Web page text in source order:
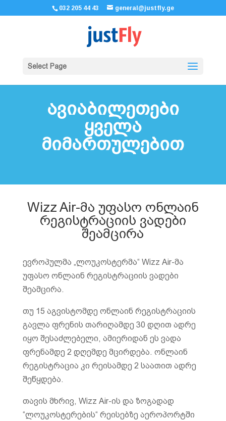
032 205 44 43 general@justfly.ge
Select Page
ავიაბილეთები
ყველა
მიმართულებით
Wizz Air-მა უფასო ონლაინ
რეგისტრაციის ვადები
შეამცირა
ევროპულმა „ლოუკოსტერმა“ Wizz Air-მა
უფასო ონლაინ რეგისტრაციის ვადები
შეამცირა.
თუ 15 აგვისტომდე ონლაინ რეგისტრაციის
გავლა ფრენის თარიღამდე 30 დღით ადრე
იყო შესაძლებელი, ამიერიდან ეს ვადა
ფრენამდე 2 დღემდე მცირდება. ონლაინ
რეგისტრაცია კი რეისამდე 2 საათით ადრე
შეწყდება.
თავის მხრივ, Wizz Air-ის და ზოგადად
“ლოუკოსტერების“ რეისებზე აეროპორტში